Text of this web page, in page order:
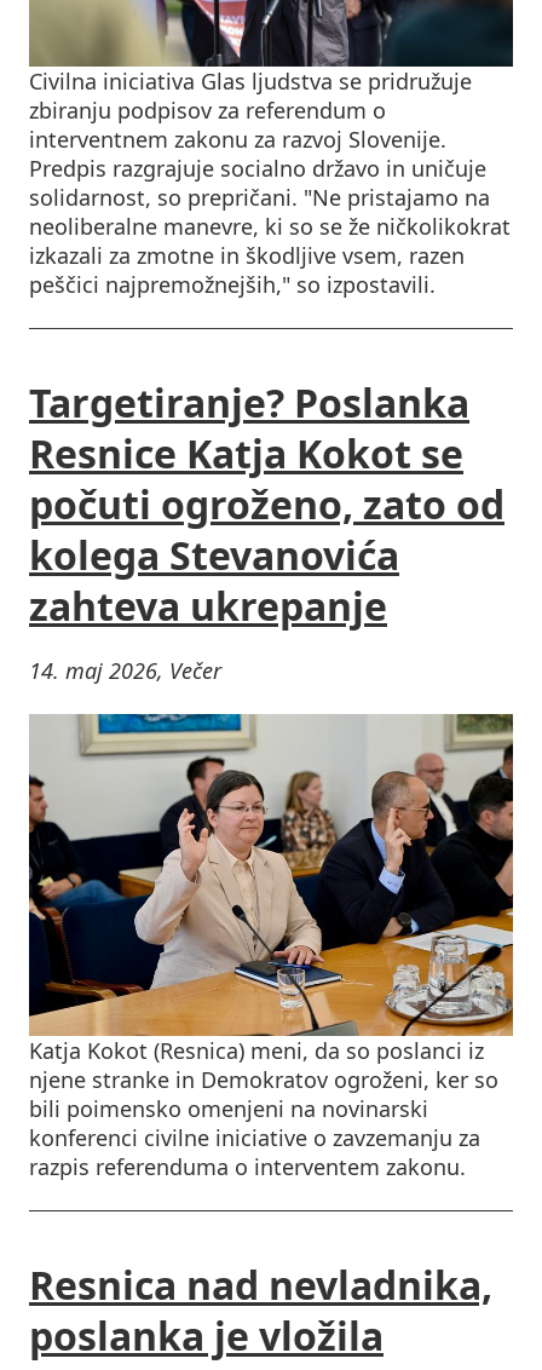
Civilna iniciativa Glas ljudstva se pridružuje
zbiranju podpisov za referendum o
interventnem zakonu za razvoj Slovenije.
Predpis razgrajuje socialno državo in uničuje
solidarnost, so prepričani. "Ne pristajamo na
neoliberalne manevre, ki so se že ničkolikokrat
izkazali za zmotne in škodljive vsem, razen
peščici najpremožnejših," so izpostavili.
Targetiranje? Poslanka
Resnice Katja Kokot se
počuti ogroženo, zato od
kolega Stevanovića
zahteva ukrepanje
14. maj 2026, Večer
Katja Kokot (Resnica) meni, da so poslanci iz
njene stranke in Demokratov ogroženi, ker so
bili poimensko omenjeni na novinarski
konferenci civilne iniciative o zavzemanju za
razpis referenduma o interventem zakonu.
Resnica nad nevladnika,
poslanka je vložila